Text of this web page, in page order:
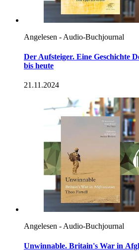
Angelesen - Audio-Buchjournal
Der Aufsteiger. Eine Geschichte
bis heute
21.11.2024
Angelesen - Audio-Buchjournal
Unwinnable. Britain's War in